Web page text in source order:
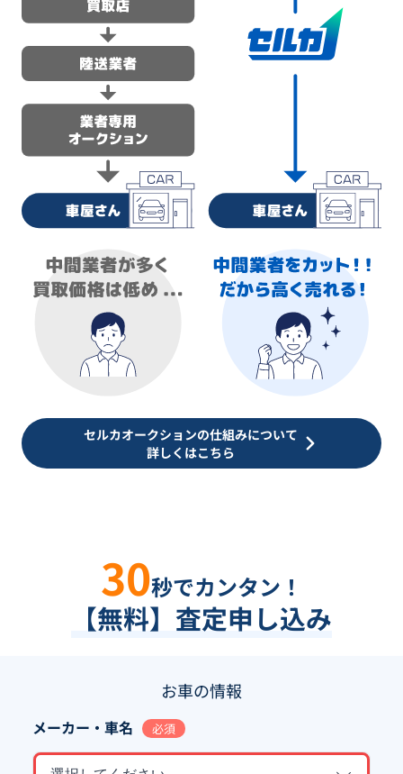
セルカオークションの仕組みについて
詳しくはこちら
30秒でカンタン！
【無料】査定申し込み
お車の情報
メーカー・車名 必須